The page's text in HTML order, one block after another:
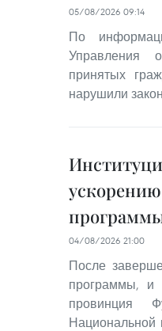
05/08/2026 09:14
По
Управления
принятых
нарушили
04/08/2026 21:00
После
программы, и
провинция
Национальной